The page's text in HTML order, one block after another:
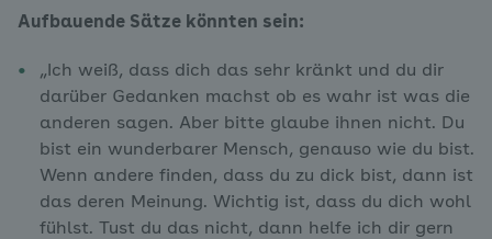
Aufbauende Sätze könnten sein:
„Ich weiß, dass dich das sehr kränkt und du dir
darüber Gedanken machst ob es wahr ist was die
anderen sagen. Aber bitte glaube ihnen nicht. Du
bist ein wunderbarer Mensch, genauso wie du bist.
Wenn andere finden, dass du zu dick bist, dann ist
das deren Meinung. Wichtig ist, dass du dich wohl
fühlst. Tust du das nicht, dann helfe ich dir gern